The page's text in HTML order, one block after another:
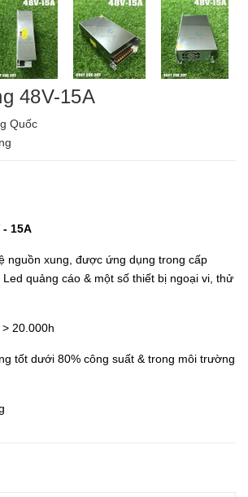
48V-15A
Quốc
15A
nguồn xung, được ứng dụng trong cấp
quảng cáo & một số thiết bị ngoại vi, thử
20.000h
tốt dưới 80% công suất & trong môi trường